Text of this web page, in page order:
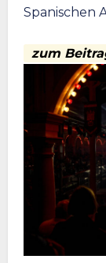
Spanischen
zum